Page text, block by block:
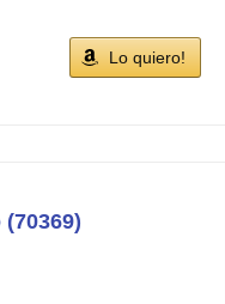
Lo quiero!